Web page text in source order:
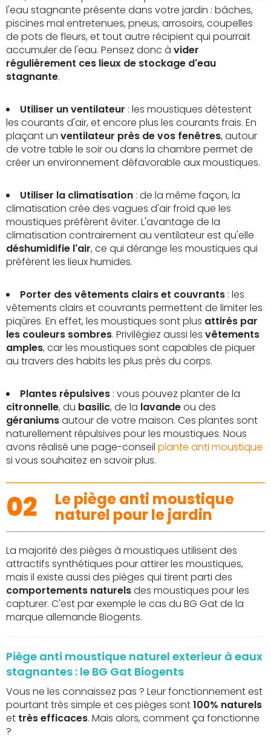
l'eau stagnante présente dans votre jardin : bâches,
piscines mal entretenues, pneus, arrosoirs, coupelles
de pots de fleurs, et tout autre récipient qui pourrait
accumuler de l'eau. Pensez donc à vider
régulièrement ces lieux de stockage d'eau
stagnante.
Utiliser un ventilateur : les moustiques détestent
les courants d'air, et encore plus les courants frais. En
plaçant un ventilateur près de vos fenêtres, autour
de votre table le soir ou dans la chambre permet de
créer un environnement défavorable aux moustiques.
Utiliser la climatisation : de la même façon, la
climatisation crée des vagues d'air froid que les
moustiques préfèrent éviter. L'avantage de la
climatisation contrairement au ventilateur est qu'elle
déshumidifie l'air, ce qui dérange les moustiques qui
préfèrent les lieux humides.
Porter des vêtements clairs et couvrants : les
vêtements clairs et couvrants permettent de limiter les
piqûres. En effet, les moustiques sont plus attirés par
les couleurs sombres. Privilégiez aussi les vêtements
amples, car les moustiques sont capables de piquer
au travers des habits les plus près du corps.
Plantes répulsives : vous pouvez planter de la
citronnelle, du basilic, de la lavandeou des
géraniumsautour de votre maison. Ces plantes sont
naturellement répulsives pour les moustiques. Nous
avons réalisé une page-conseil plante anti moustique
si vous souhaitez en savoir plus.
02 Le piège anti moustique
naturel pour le jardin
La majorité des pièges à moustiques utilisent des
attractifs synthétiques pour attirer les moustiques,
mais il existe aussi des pièges qui tirent parti des
comportements naturelsdes moustiques pour les
capturer. C'est par exemple le cas du BG Gat de la
marque allemande Biogents.
Piège anti moustique naturel exterieur à eaux
stagnantes : le BG Gat Biogents
Vous ne les connaissez pas ? Leur fonctionnement est
pourtant très simple et ces pièges sont100% naturels
et très efficaces. Mais alors, comment ça fonctionne
?